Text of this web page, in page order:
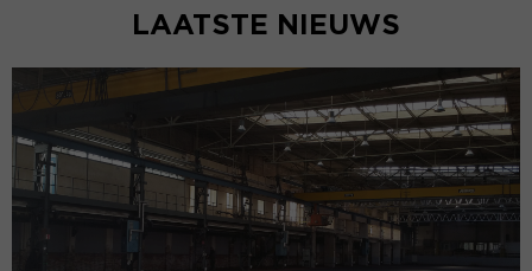
LAATSTE NIEUWS